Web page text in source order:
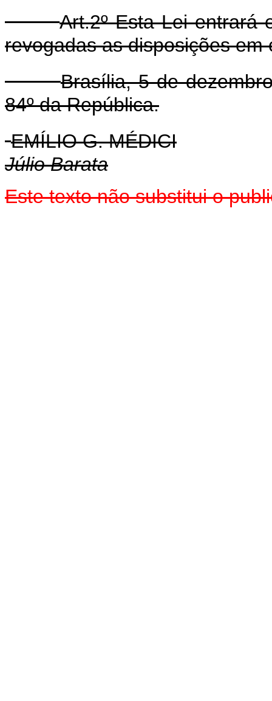
Art.2º Esta Lei entrará
revogadas as disposições em
Brasília, 5 de
84º da República.
EMÍLIO G. MÉDICI
Júlio Barata
Este texto não substitui o